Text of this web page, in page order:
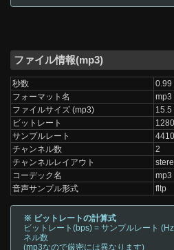
ファイル情報(mp3)
秒数
0.99
フォーマット名
mp3
ファイルサイズ (mp3)
15.5
ビットレート
サンプルレート
チャンネル数
2
チャンネルレイアウト
コーデック名
mp3
音声サンプル形式
fltp
※ ビットレートの計算式
ビットレート(bps) = サンプルレート
ネル数
(mp3なので厳密には異なります)